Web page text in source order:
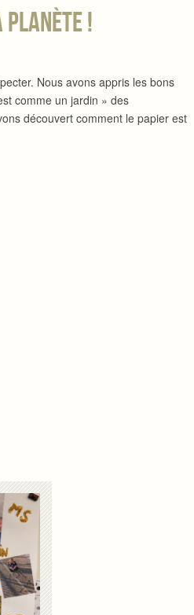
planète !
Nous avons appris les bons
comme un jardin » des
découvert comment le papier est